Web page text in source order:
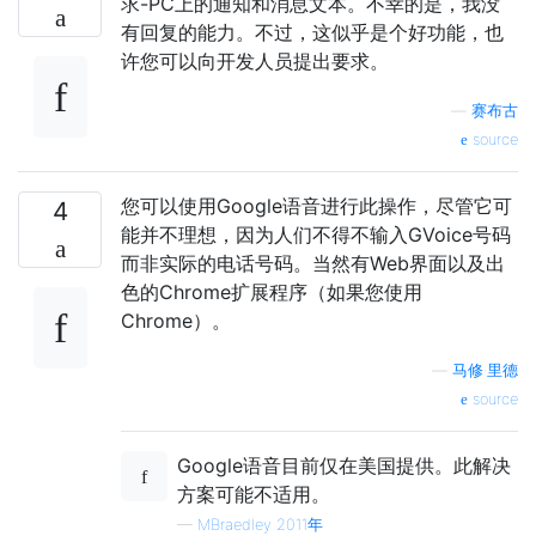
有回复的能力。不过，这似乎是个好功能，也
许您可​​以向开发人员提出要求。
赛布古
source
4
您可以使用Google语音进行此操作，尽管它可
能并不理想，因为人们不得不输入GVoice号码
而非实际的电话号码。当然有Web界面以及出
色的Chrome扩展程序（如果您使用
Chrome）。
马修·里德
source
Google语音目前仅在美国提供。此解决
方案可能不适用。
— MBraedley 2011年